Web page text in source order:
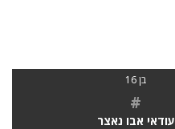
בן 16
#
עודאי אבו נאצר